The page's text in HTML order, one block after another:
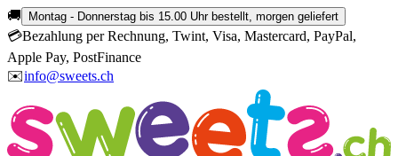
🚚 Montag - Donnerstag bis 15.00 Uhr bestellt, morgen geliefert
💳Bezahlung per Rechnung, Twint, Visa, Mastercard, PayPal,
Apple Pay, PostFinance
✉️info@sweets.ch